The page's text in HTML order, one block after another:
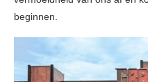
beginnen.